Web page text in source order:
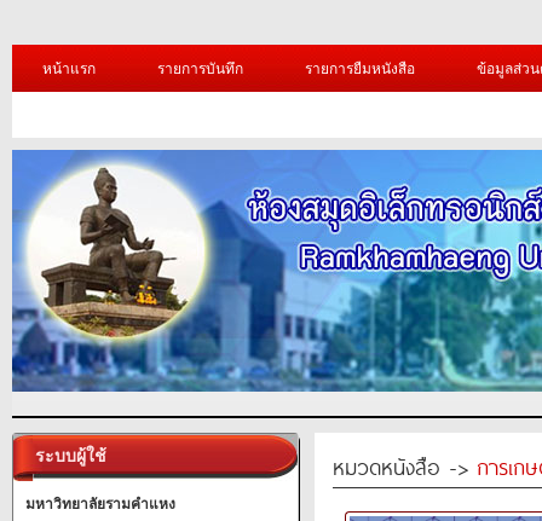
หน้าแรก รายการบันทึก รายการยืมหนังสือ ข้อมูลส่ว
ระบบผู้ใช้
มหาวิทยาลัยรามคำแหง
หมวดหนังสือ -> การเก